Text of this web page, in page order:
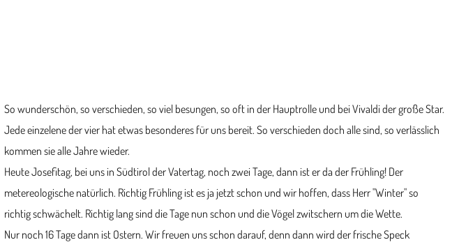
So wunderschön, so verschieden, so viel besungen, so oft in der Hauptrolle und bei Vivaldi der große Star.
Jede einzelene der vier hat etwas besonderes für uns bereit. So verschieden doch alle sind, so verlässlich
kommen sie alle Jahre wieder.
Heute Josefitag, bei uns in Südtirol der Vatertag, noch zwei Tage, dann ist er da der Frühling! Der
metereologische natürlich. Richtig Frühling ist es ja jetzt schon und wir hoffen, dass Herr "Winter" so
richtig schwächelt. Richtig lang sind die Tage nun schon und die Vögel zwitschern um die Wette.
Nur noch 16 Tage dann ist Ostern. Wir freuen uns schon darauf, denn dann wird der frische Speck